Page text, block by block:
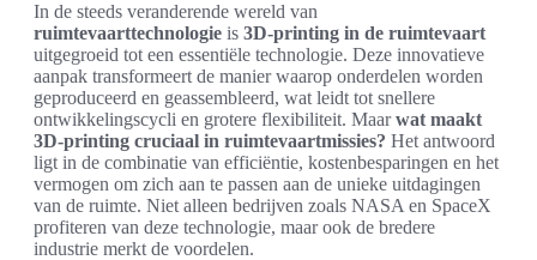
In de steeds veranderende wereld van
ruimtevaarttechnologie is 3D-printing in de ruimtevaart
uitgegroeid tot een essentiële technologie. Deze innovatieve
aanpak transformeert de manier waarop onderdelen worden
geproduceerd en geassembleerd, wat leidt tot snellere
ontwikkelingscycli en grotere flexibiliteit. Maarwat maakt
3D-printing cruciaal in ruimtevaartmissies? Het antwoord
ligt in de combinatie van efficiëntie, kostenbesparingen en het
vermogen om zich aan te passen aan de unieke uitdagingen
van de ruimte. Niet alleen bedrijven zoals NASA en SpaceX
profiteren van deze technologie, maar ook de bredere
industrie merkt de voordelen.